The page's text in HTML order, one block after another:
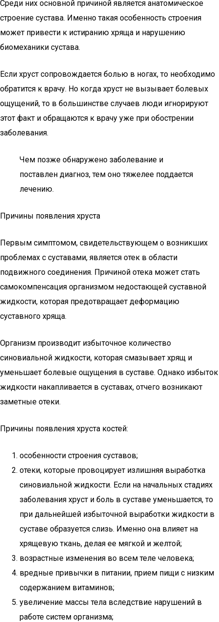
Среди них основной причиной является анатомическое
строение сустава. Именно такая особенность строения
может привести к истиранию хряща и нарушению
биомеханики сустава.
Если хруст сопровождается болью в ногах, то необходимо
обратится к врачу. Но когда хруст не вызывает болевых
ощущений, то в большинстве случаев люди игнорируют
этот факт и обращаются к врачу уже при обострении
заболевания.
Чем позже обнаружено заболевание и
поставлен диагноз, тем оно тяжелее поддается
лечению.
Причины появления хруста
Первым симптомом, свидетельствующем о возникших
проблемах с суставами, является отек в области
подвижного соединения. Причиной отека может стать
самокомпенсация организмом недостающей суставной
жидкости, которая предотвращает деформацию
суставного хряща.
Организм производит избыточное количество
синовиальной жидкости, которая смазывает хрящ и
уменьшает болевые ощущения в суставе. Однако избыток
жидкости накапливается в суставах, отчего возникают
заметные отеки.
Причины появления хруста костей:
особенности строения суставов;
отеки, которые провоцирует излишняя выработка
синовиальной жидкости. Если на начальных стадиях
заболевания хруст и боль в суставе уменьшается, то
при дальнейшей избыточной выработки жидкости в
суставе образуется слизь. Именно она влияет на
хрящевую ткань, делая ее мягкой и желтой;
возрастные изменения во всем теле человека;
вредные привычки в питании, прием пищи с низким
содержанием витаминов;
увеличение массы тела вследствие нарушений в
работе систем организма;